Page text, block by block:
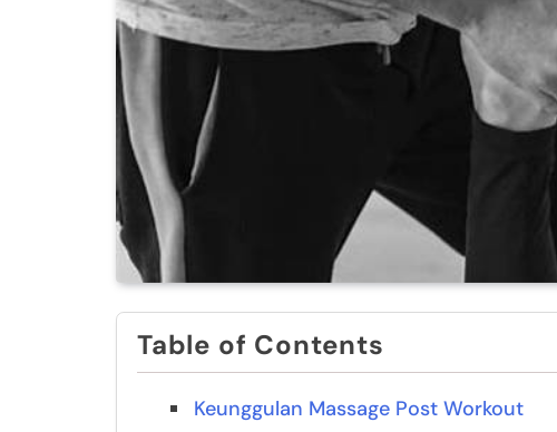
Table of Contents
Keunggulan Massage Post Workout